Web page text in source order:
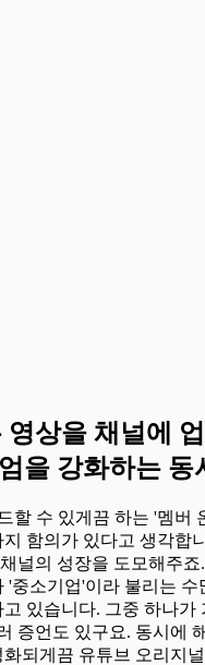
상을 채널에
을 강화하는 동
수 있게끔 하는 '멤
함의가 있다고 생각
의 성장을 도모해주
소기업'이라 불리는
있습니다. 그중 하나
증언도 있구요. 동시에
되게끔 유튜브 오리지